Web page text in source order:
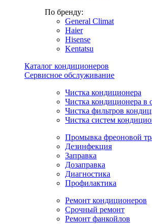
По бренду:
General Climat
Haier
Hisense
Kentatsu
Каталог кондиционеров
Сервисное обслуживание
Чистка кондиционера
Чистка кондиционера в
Чистка фильтров
Чистка систем
Промывка фреоновой
Дезинфекция
Заправка
Дозаправка
Диагностика
Профилактика
Ремонт кондиционеров
Срочный ремонт
Ремонт фанкойлов